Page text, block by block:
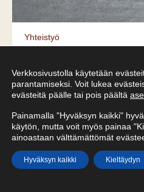
Yhteistyö
PAIDAT ROIMALLA
TAKSIKYYDIN
Verkkosivustolla käytetään
parantamiseksi. Voit lukea
evästeitä päälle tai pois päältä
Painamalla "Hyväksyn kaikki"
käytön, mutta voit myös painaa
ainoastaan välttämättömät
Hyväksyn kaikki Kieltäydyn